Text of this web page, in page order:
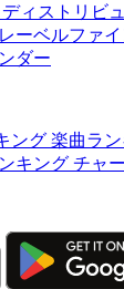
ディストリビ
レーベルファ
ダー
ング 楽曲ラ
キング チャ